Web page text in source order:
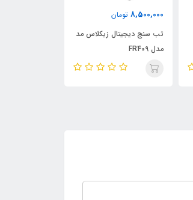
8,500,000 تومان
تب سنج دیجیتال زیکلاس مد
مدل FR409